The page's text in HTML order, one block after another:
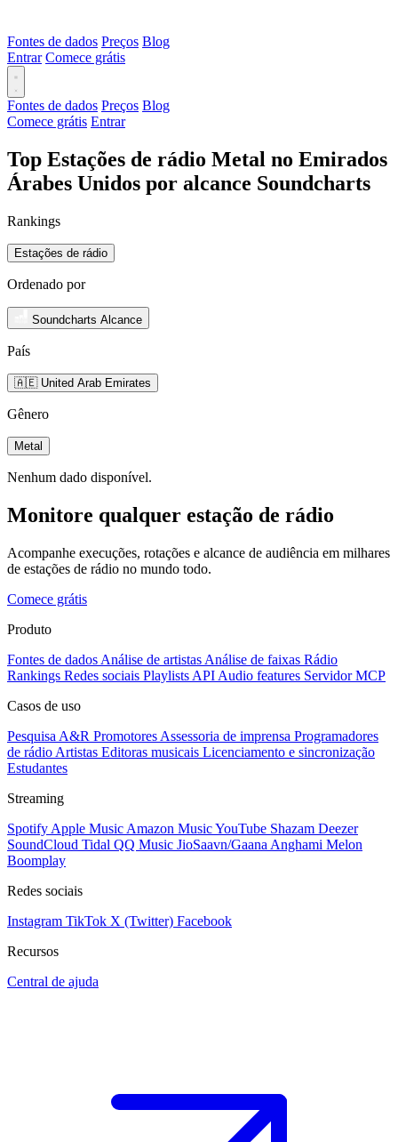
Fontes de dados Preços Blog
Entrar Comece grátis
Fontes de dados Preços Blog
Comece grátis Entrar
Top Estações de rádio Metal no Emirados
Árabes Unidos por alcance Soundcharts
Rankings
Estações de rádio
Ordenado por
Soundcharts Alcance
País
🇦🇪 United Arab Emirates
Gênero
Metal
Nenhum dado disponível.
Monitore qualquer estação de rádio
Acompanhe execuções, rotações e alcance de audiência em milhares
de estações de rádio no mundo todo.
Comece grátis
Produto
Fontes de dados Análise de artistas Análise de faixas Rádio
Rankings Redes sociais Playlists API Audio features Servidor MCP
Casos de uso
Pesquisa A&R Promotores Assessoria de imprensa Programadores
de rádio Artistas Editoras musicais Licenciamento e sincronização
Estudantes
Streaming
Spotify Apple Music Amazon MusicYouTube Shazam Deezer
SoundCloud Tidal QQ Music JioSaavn/Gaana Anghami Melon
Boomplay
Redes sociais
Instagram TikTok X (Twitter) Facebook
Recursos
Central de ajuda